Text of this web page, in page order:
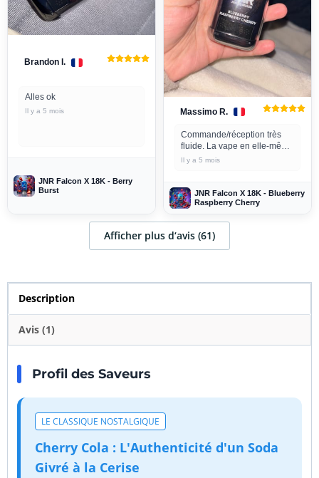
Brandon I.
Alles ok
Il y a 5 mois
JNR Falcon X 18K - Berry
Burst
Massimo R.
Commande/réception très
fluide. La vape en elle-même
est très agréable en terme de
Il y a 5 mois
JNR Falcon X 18K - Blueberry
Raspberry Cherry
Afficher plus d‘avis (61)
Description
Avis (1)
Profil des Saveurs
LE CLASSIQUE NOSTALGIQUE
Cherry Cola : L'Authenticité d'un Soda
Givré à la Cerise